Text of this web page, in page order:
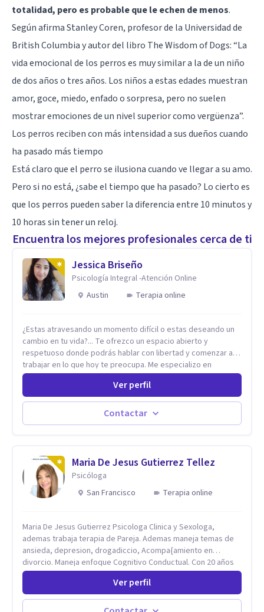
totalidad, pero es probable que le echen de menos.
Según afirma Stanley Coren, profesor de la Universidad de
British Columbia y autor del libro The Wisdom of Dogs: “La
vida emocional de los perros es muy similar a la de un niño
de dos años o tres años. Los niños a estas edades muestran
amor, goce, miedo, enfado o sorpresa, pero no suelen
mostrar emociones de un nivel superior como vergüenza”.
Los perros reciben con más intensidad a sus dueños cuando
ha pasado más tiempo
Está claro que el perro se ilusiona cuando ve llegar a su amo.
Pero si no está, ¿sabe el tiempo que ha pasado? Lo cierto es
que los perros pueden saber la diferencia entre 10 minutos y
10 horas sin tener un reloj.
Encuentra los mejores profesionales cerca de ti
Jessica Briseño
Psicología Integral -Atención Online
Austin
Terapia online
¿Estas atravesando un momento difícil o estas deseando un
cambio en tu vida?... Te ofrezco un espacio abierto y
respetuoso donde podrás hablar con libertad y comenzar a
trabajar en lo que hoy te preocupa. Me especializo en
Trastornos de Ansiedad y a lo largo de mi experiencia
profesional he acompañado a muchas Familias y Parejas con
distintas problemáticas como el manejo del estrés,
Autoestima, Gestión de la Ira, Depresión, Retos en la Crianza,
Codependencia, Celos, entre otros. Cuento con más de 12
Adolescentes y Adultos
Ver perfil
Contactar
Maria De Jesus Gutierrez Tellez
Psicóloga
San Francisco
Terapia online
Maria De Jesus Gutierrez Psicologa Clinica y Sexologa,
ademas trabaja terapia de Pareja. Ademas maneja temas de
ansieda, depresion, drogadiccio, Acompa{amiento en
divorcio. Maneja enfoque Cognitivo Conductual. Con 20 años
de experiencia, constantemente capacitandose en las
diferntes areas de la Salud Mental.
Ver perfil